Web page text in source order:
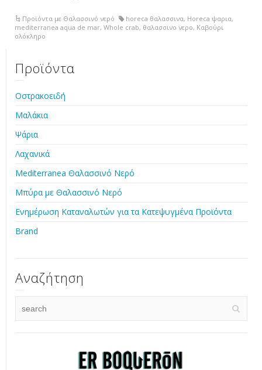
Προϊόντα με Θαλασσινό νερό horeca θαλασσινα, Horeca ψαρια,
mediterranea aqua de mar, Whole crab, θαλασσινο νερο, Καβούρι
ολόκληρο
Προϊόντα
Οστρακοειδή
Μαλάκια
Ψάρια
Λαχανικά
Mediterranea Θαλασσινό Νερό
Μπύρα με Θαλασσινό Νερό
Ενημέρωση Καταναλωτών για τα Κατεψυγμένα Προϊόντα
Brand
Αναζήτηση